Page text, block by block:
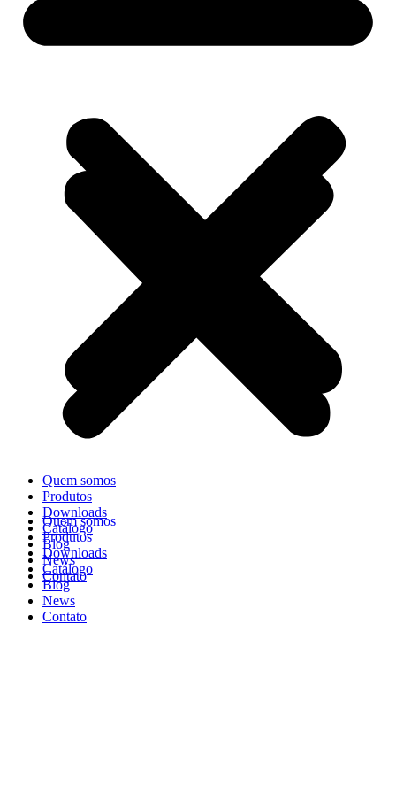
Quem somos
Produtos
Downloads
Catálogo
Blog
News
Contato
Quem somos
Produtos
Downloads
Catálogo
Blog
News
Contato